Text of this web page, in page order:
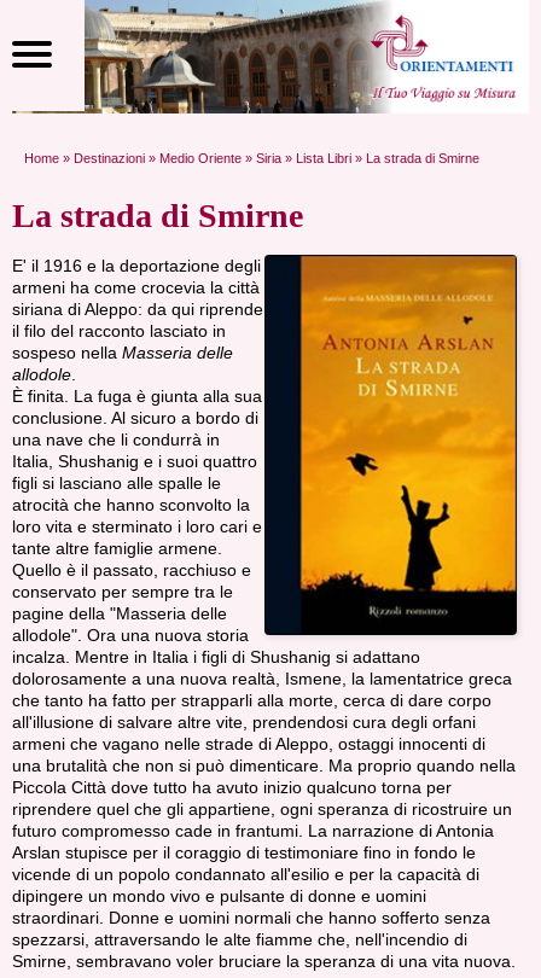
Home » Destinazioni » Medio Oriente » Siria » Lista Libri » La strada di Smirne
La strada di Smirne
E' il 1916 e la deportazione degli
armeni ha come crocevia la città
siriana di Aleppo: da qui riprende
il filo del racconto lasciato in
sospeso nella Masseria delle
allodole
È finita. La fuga è giunta alla sua
conclusione. Al sicuro a bordo di
una nave che li condurrà in
Italia, Shushanig e i suoi quattro
figli si lasciano alle spalle le
atrocità che hanno sconvolto la
loro vita e sterminato i loro cari e
tante altre famiglie armene.
Quello è il passato, racchiuso e
conservato per sempre tra le
pagine della "Masseria delle
allodole". Ora una nuova storia
incalza. Mentre in Italia i figli di Shushanig si adattano
dolorosamente a una nuova realtà, Ismene, la lamentatrice greca
che tanto ha fatto per strapparli alla morte, cerca di dare corpo
all'illusione di salvare altre vite, prendendosi cura degli orfani
armeni che vagano nelle strade di Aleppo, ostaggi innocenti di
una brutalità che non si può dimenticare. Ma proprio quando nella
Piccola Città dove tutto ha avuto inizio qualcuno torna per
riprendere quel che gli appartiene, ogni speranza di ricostruire un
futuro compromesso cade in frantumi. La narrazione di Antonia
Arslan stupisce per il coraggio di testimoniare fino in fondo le
vicende di un popolo condannato all'esilio e per la capacità di
dipingere un mondo vivo e pulsante di donne e uomini
straordinari. Donne e uomini normali che hanno sofferto senza
spezzarsi, attraversando le alte fiamme che, nell'incendio di
Smirne, sembravano voler bruciare la speranza di una vita nuova.